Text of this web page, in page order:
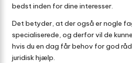
bedst inden for dine interesser.
Det betyder, at der også er nogle
specialiserede, og derfor vil de
hvis du en dag får behov for god
juridisk hjælp.